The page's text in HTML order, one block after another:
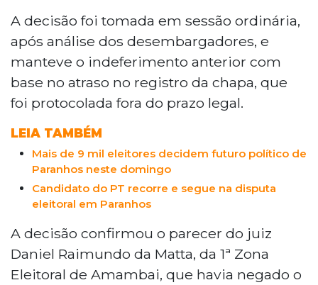
A decisão foi tomada em sessão ordinária,
após análise dos desembargadores, e
manteve o indeferimento anterior com
base no atraso no registro da chapa, que
foi protocolada fora do prazo legal.
LEIA TAMBÉM
Mais de 9 mil eleitores decidem futuro político de
Paranhos neste domingo
Candidato do PT recorre e segue na disputa
eleitoral em Paranhos
A decisão confirmou o parecer do juiz
Daniel Raimundo da Matta, da 1ª Zona
Eleitoral de Amambai, que havia negado o